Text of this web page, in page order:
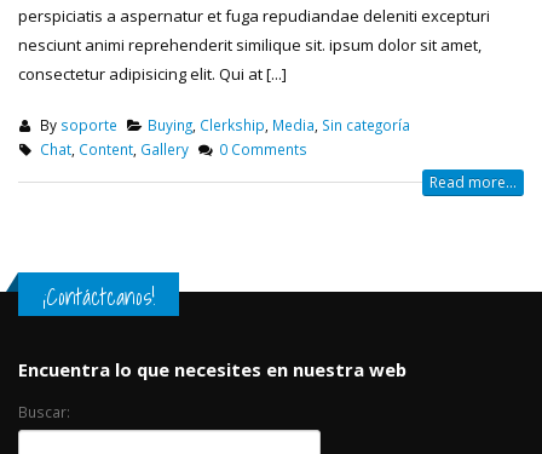
perspiciatis a aspernatur et fuga repudiandae deleniti excepturi
nesciunt animi reprehenderit similique sit. ipsum dolor sit amet,
consectetur adipisicing elit. Qui at [...]
By soporte Buying, Clerkship, Media, Sin categoría
Chat, Content, Gallery 0 Comments
Read more...
¡Contáctcanos!
Encuentra lo que necesites en nuestra web
Buscar: